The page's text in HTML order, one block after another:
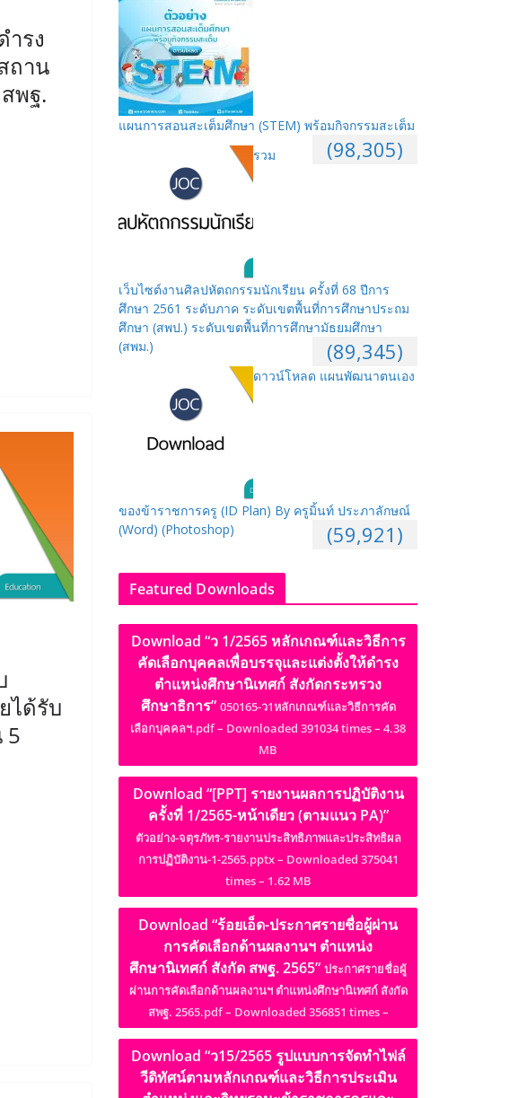
รง
ถาน
พฐ.
ได้รับ
5
แผนการสอนสะเต็มศึกษา (STEM) พร้อมกิจกรรมสะเต็ม
(98,305)
รวม
เว็บไซต์งานศิลปหัตถกรรมนักเรียน ครั้งที่ 68 ปีการ
ศึกษา 2561 ระดับภาค ระดับเขตพื้นที่การศึกษาประถม
ศึกษา (สพป.) ระดับเขตพื้นที่การศึกษามัธยมศึกษา
(สพม.)
(89,345)
ดาวน์โหลด แผนพัฒนาตนเอง
ของข้าราชการครู (ID Plan) By ครูมิ้นท์ ประภาลักษณ์
(Word) (Photoshop)
(59,921)
Featured Downloads
Download “ว 1/2565 หลักเกณฑ์และวิธีการ
คัดเลือกบุคคลเพื่อบรรจุและแต่งตั้งให้ดำรง
ตำแหน่งศึกษานิเทศก์ สังกัดกระทรวง
ศึกษาธิการ” 050165-ว1หลักเกณฑ์และวิธีการคัด
เลือกบุคคลฯ.pdf – Downloaded 391034 times – 4.38
MB
Download “[PPT] รายงานผลการปฏิบัติงาน
ครั้งที่ 1/2565-หน้าเดียว (ตามแนว PA)”
ตัวอย่าง-จตุรภัทร-รายงานประสิทธิภาพและประสิทธิผล
การปฏิบัติงาน-1-2565.pptx – Downloaded 375041
times – 1.62 MB
Download “ร้อยเอ็ด-ประกาศรายชื่อผู้ผ่าน
การคัดเลือกด้านผลงานฯ ตำแหน่ง
ศึกษานิเทศก์ สังกัด สพฐ. 2565” ประกาศรายชื่อผู้
ผ่านการคัดเลือกด้านผลงานฯ ตำแหน่งศึกษานิเทศก์ สังกัด
สพฐ. 2565.pdf – Downloaded 356851 times –
Download “ว15/2565 รูปแบบการจัดทำไฟล์
วีดิทัศน์ตามหลักเกณฑ์และวิธีการประเมิน